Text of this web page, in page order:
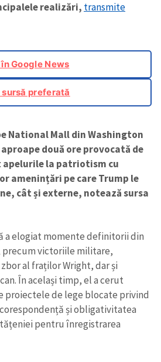
realizări, transmite
în Google News
sursă preferată
National Mall din Washington
două ore provocată de
la patriotism cu
amenințări pe care Trump le
cât și externe, notează sursa
a elogiat momente definitorii din
victoriile militare,
al fraților Wright, dar și
În același timp, el a cerut
proiectele de lege blocate privind
și obligativitatea
pentru înregistrarea